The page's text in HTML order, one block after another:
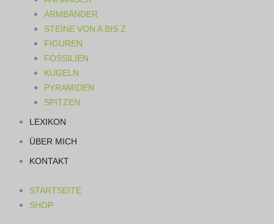
ARMBÄNDER
STEINE VON A BIS Z
FIGUREN
FOSSILIEN
KUGELN
PYRAMIDEN
SPITZEN
LEXIKON
ÜBER MICH
KONTAKT
STARTSEITE
SHOP